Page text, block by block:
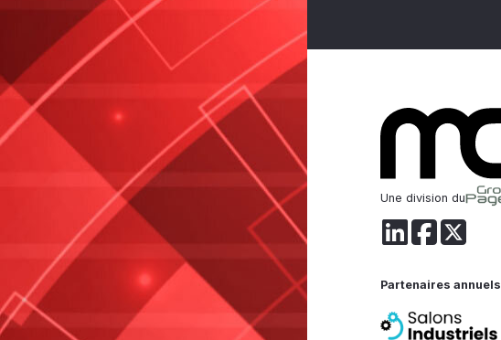
Une division du
Partenaires annuels